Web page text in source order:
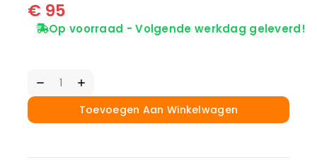
€ 95
Op voorraad - Volgende werkdag geleverd!
Toevoegen Aan Winkelwagen